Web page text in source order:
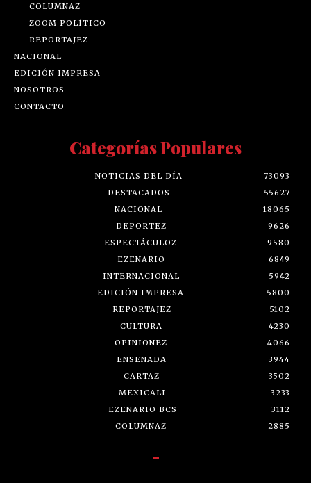
COLUMNAZ
ZOOM POLÍTICO
REPORTAJEZ
NACIONAL
EDICIÓN IMPRESA
NOSOTROS
CONTACTO
Categorías Populares
NOTICIAS DEL DÍA
73093
DESTACADOS
55627
NACIONAL
18065
DEPORTEZ
9626
ESPECTÁCULOZ
9580
EZENARIO
6849
INTERNACIONAL
5942
EDICIÓN IMPRESA
5800
REPORTAJEZ
5102
CULTURA
4230
OPINIONEZ
4066
ENSENADA
3944
CARTAZ
3502
MEXICALI
3233
EZENARIO BCS
3112
COLUMNAZ
2885
-